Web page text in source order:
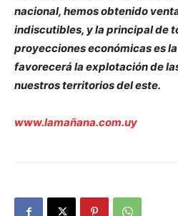
nacional, hemos obtenido
indiscutibles, y la principal de
proyecciones económicas es
favorecerá la explotación de
nuestros territorios del este.
www.lamañana.com.uy